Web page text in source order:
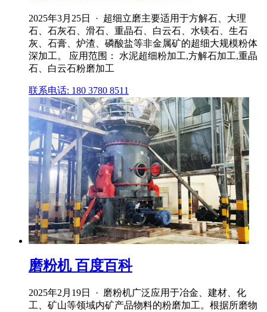
2025年3月25日 · 超细立磨主要适用于方解石、大理
石、石灰石、滑石、重晶石、白云石、水镁石、生石
灰、石膏、炉渣、磷酸盐等非金属矿的超细大规模粉体
深加工。 应用范围： 水泥超细粉加工,方解石加工,重晶
石、白云石粉磨加工
联系电话: 180 3780 8511
磨粉机 百度百科
2025年2月19日 · 磨粉机广泛应用于冶金、建材、化
工、矿山等领域内矿产品物料的粉磨加工。根据所磨物